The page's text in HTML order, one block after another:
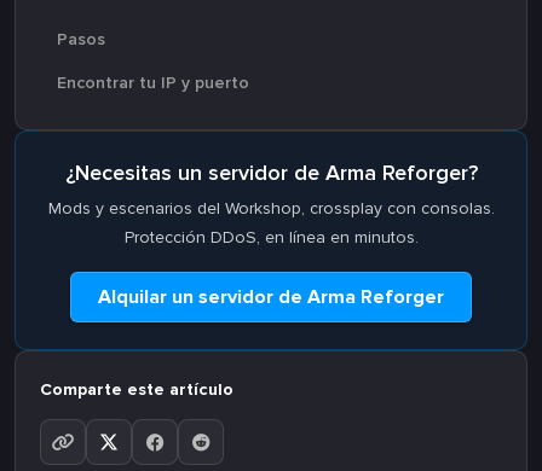
Pasos
Encontrar tu IP y puerto
¿Necesitas un servidor de Arma Reforger?
Mods y escenarios del Workshop, crossplay con consolas.
Protección DDoS, en línea en minutos.
Alquilar un servidor de Arma Reforger
Comparte este artículo